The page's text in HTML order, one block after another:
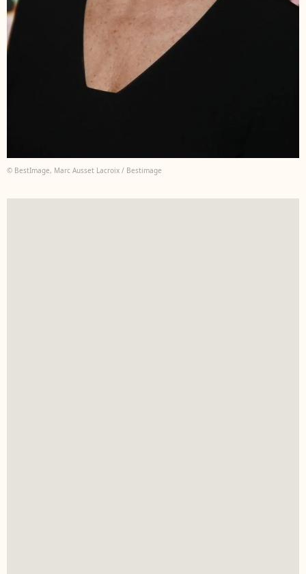
© BestImage, Marc Ausset Lacroix / Bestimage